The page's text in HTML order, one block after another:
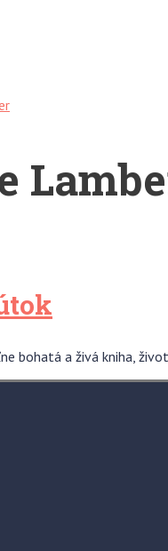
bohatá a živá kniha,